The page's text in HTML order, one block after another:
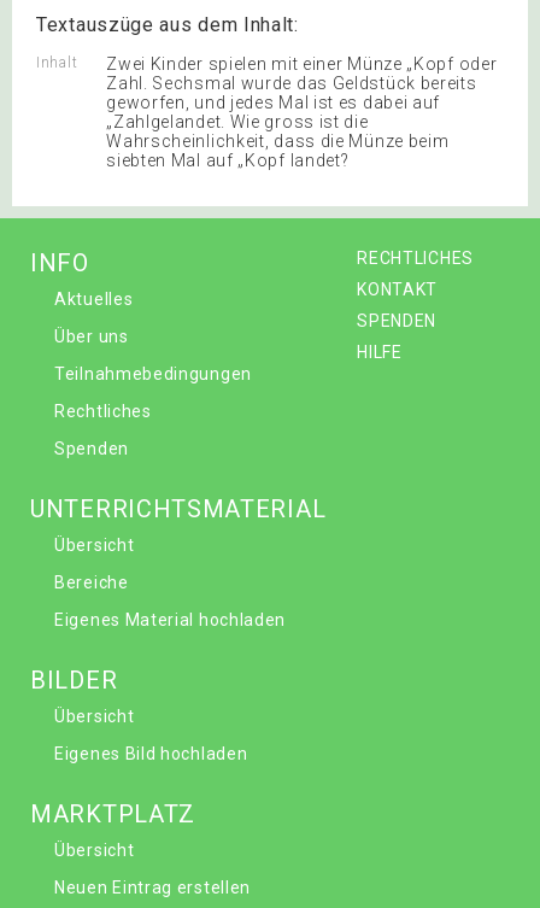
Textauszüge aus dem Inhalt:
Inhalt
Zwei Kinder spielen mit einer Münze „Kopf oder
Zahl. Sechsmal wurde das Geldstück bereits
geworfen, und jedes Mal ist es dabei auf
„Zahlgelandet. Wie gross ist die
Wahrscheinlichkeit, dass die Münze beim
siebten Mal auf „Kopf landet?
RECHTLICHES
KONTAKT
SPENDEN
HILFE
INFO
Aktuelles
Über uns
Teilnahmebedingungen
Rechtliches
Spenden
UNTERRICHTSMATERIAL
Übersicht
Bereiche
Eigenes Material hochladen
BILDER
Übersicht
Eigenes Bild hochladen
MARKTPLATZ
Übersicht
Neuen Eintrag erstellen